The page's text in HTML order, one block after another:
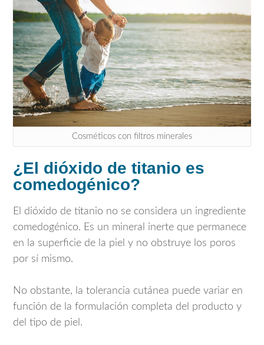
Cosméticos con filtros minerales
¿El dióxido de titanio es
comedogénico?
El dióxido de titanio no se considera un ingrediente
comedogénico. Es un mineral inerte que permanece
en la superficie de la piel y no obstruye los poros
por sí mismo.
No obstante, la tolerancia cutánea puede variar en
función de la formulación completa del producto y
del tipo de piel.